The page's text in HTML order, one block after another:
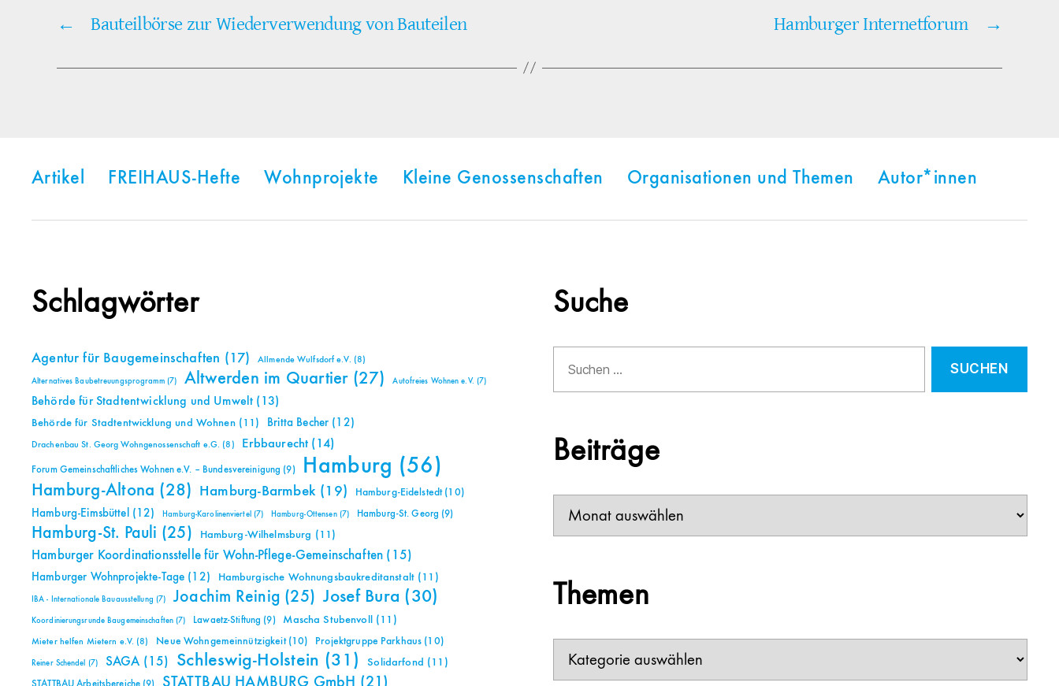
← Bauteilbörse zur Wiederverwendung von Bauteilen →
Hamburger Internetforum
Artikel FREIHAUS-Hefte Wohnprojekte Kleine Genossenschaften Organisationen und Themen Autor*innen
Schlagwörter
Agentur für Baugemeinschaften (17) Allmende Wulfsdorf e.V. (8)
Alternatives Baubetreuungsprogramm(7) Altwerden im Quartier(27) Autofreies Wohnen e.V. (7)
Behörde für Stadtentwicklung und Umwelt (13)
Behörde für Stadtentwicklung und Wohnen(11) Britta Becher (12)
Drachenbau St. Georg Wohngenossenschaft e.G. (8) Erbbaurecht (14)
Forum Gemeinschaftliches Wohnen e.V. – Bundesvereinigung (9) Hamburg (56)
Hamburg-Altona (28) Hamburg-Barmbek (19) Hamburg-Eidelstedt(10)
Hamburg-Eimsbüttel (12) Hamburg-Karolinenviertel (7) Hamburg-Ottensen(7) Hamburg-St. Georg (9)
Hamburg-St. Pauli (25) Hamburg-Wilhelmsburg (11)
Hamburger Koordinationsstelle für Wohn-Pflege-Gemeinschaften (15)
Hamburger Wohnprojekte-Tage (12) Hamburgische Wohnungsbaukreditanstalt (11)
IBA - Internationale Bauausstellung (7) Joachim Reinig (25) Josef Bura (30)
Koordinierungsrunde Baugemeinschaften(7) Lawaetz-Stiftung (9) Mascha Stubenvoll (11)
Mieter helfen Mietern e.V. (8) Neue Wohngemeinnützigkeit(10) Projektgruppe Parkhaus (10)
Reiner Schendel (7) SAGA (15) Schleswig-Holstein (31) Solidarfond (11)
STATTBAU Arbeitsbereiche (9) STATTBAU HAMBURG GmbH (21)
Suche
nach:
Beiträge
Themen